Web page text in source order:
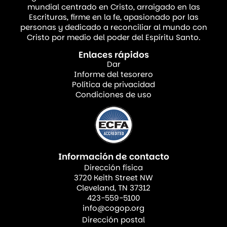
primicias se contaba entre las tradiciones
más antiguas y apreciadas de la ley
levítica. Esta festividad también llamada la
fiesta de las semanas, tenía lugar justo
siete semanas y un día después de la
pascua. Por consiguiente, el mundo griego
la llamó Pentecostés que significa
Sus orígenes eran agrícolas: una fiesta de
acción de gracias por la cosecha de trigo,
una ofrenda de adoración de los primeros
panes horneados con el primer trigo de la
siega, los cuales se presentaban ante Dios
en el templo de Jerusalén. Era una de las
mundial centrado en Cristo, arraigado en las
Escrituras, firme en la fe, apasionado por las
personas y dedicado a reconciliar al mundo con
Cristo por medio del poder del Espíritu Santo.
Enlaces rápidos
Dar
Informe del tesorero
Política de privacidad
Condiciones de uso
Información de contacto
Dirección física
3720 Keith Street NW
Cleveland, TN 37312
423-559-5100
info@cogop.org
Dirección postal